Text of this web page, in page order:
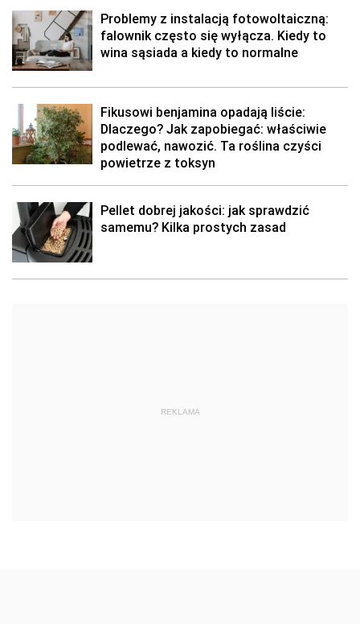
Problemy z instalacją fotowoltaiczną:
falownik często się wyłącza. Kiedy to
wina sąsiada a kiedy to normalne
Fikusowi benjamina opadają liście:
Dlaczego? Jak zapobiegać: właściwie
podlewać, nawozić. Ta roślina czyści
powietrze z toksyn
Pellet dobrej jakości: jak sprawdzić
samemu? Kilka prostych zasad
REKLAMA